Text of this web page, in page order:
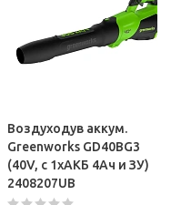
Воздуходув аккум.
Greenworks GD40BG3
(40V, с 1хАКБ 4Ач и ЗУ)
2408207UB